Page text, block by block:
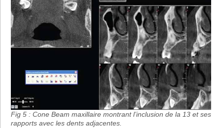
Fig 5 : Cone Beam maxillaire montrant l’inclusion de la 13 et ses
rapports avec les dents adjacentes.